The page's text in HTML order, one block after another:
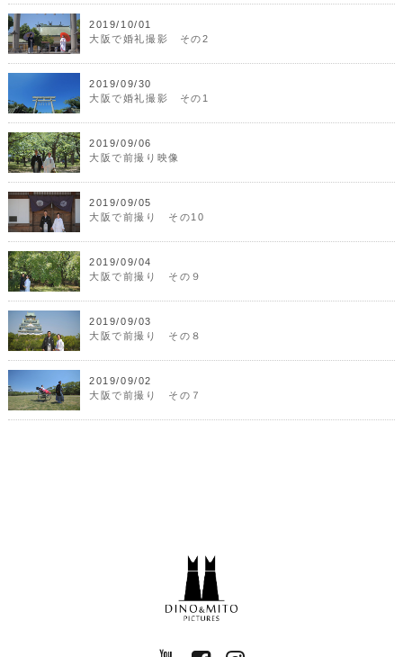
2019/10/01
大阪で婚礼撮影 その2
2019/09/30
大阪で婚礼撮影 その1
2019/09/06
大阪で前撮り映像
2019/09/05
大阪で前撮り その10
2019/09/04
大阪で前撮り その９
2019/09/03
大阪で前撮り その８
2019/09/02
大阪で前撮り その７